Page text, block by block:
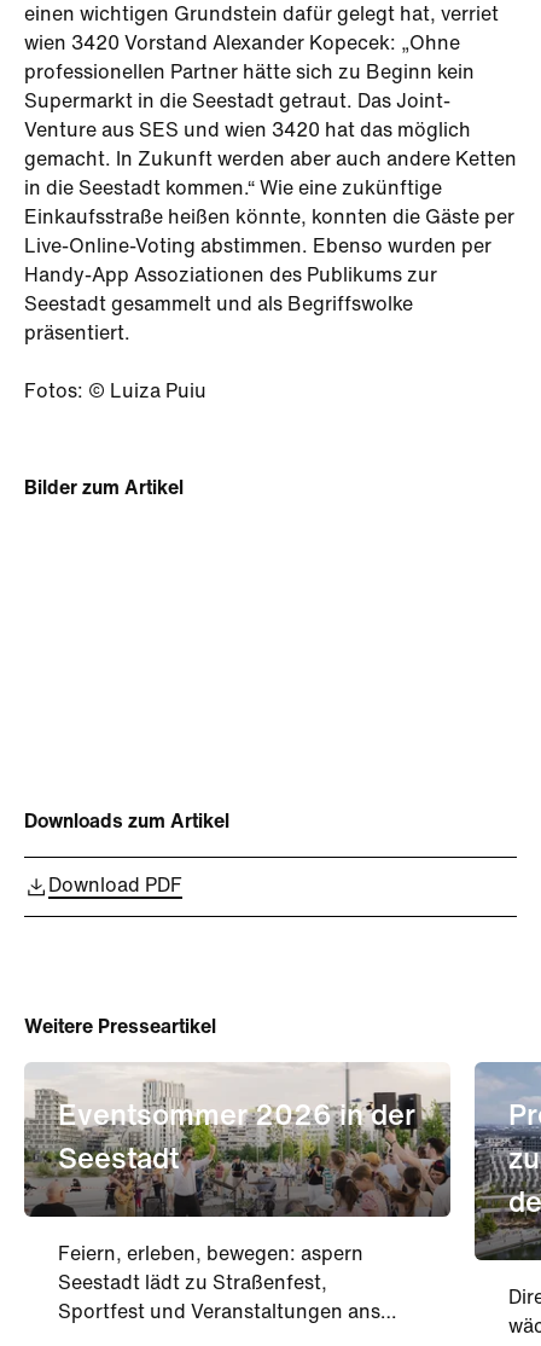
einen wichtigen Grundstein dafür gelegt hat, verriet
wien 3420 Vorstand Alexander Kopecek: „Ohne
professionellen Partner hätte sich zu Beginn kein
Supermarkt in die Seestadt getraut. Das Joint-
Venture aus SES und wien 3420 hat das möglich
gemacht. In Zukunft werden aber auch andere Ketten
in die Seestadt kommen.“ Wie eine zukünftige
Einkaufsstraße heißen könnte, konnten die Gäste per
Live-Online-Voting abstimmen. Ebenso wurden per
Handy-App Assoziationen des Publikums zur
Seestadt gesammelt und als Begriffswolke
präsentiert.
Fotos: © Luiza Puiu
Bilder zum Artikel
Downloads zum Artikel
Download PDF
Weitere Presseartikel
Eventsommer 2026 in der
Seestadt
Feiern, erleben, bewegen: aspern
Seestadt lädt zu Straßenfest,
Sportfest und Veranstaltungen ans